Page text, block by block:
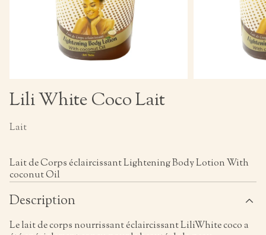
Lili White Coco Lait
Lait
Lait de Corps éclaircissant Lightening Body Lotion With
coconut Oil
Description
Le lait de corps nourrissant éclaircissant LiliWhite coco a